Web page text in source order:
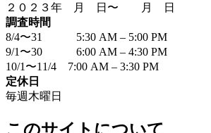
２０２３年 月 日〜 月 日
調査時間
8/4〜31 5:30 AM – 5:00 PM
9/1〜30 6:00 AM – 4:30 PM
10/1〜11/4 7:00 AM – 3:30 PM
定休日
毎週木曜日
このサイトについて